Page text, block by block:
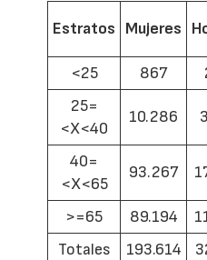
Estratos Mujeres
<25
867
25=
<X<40
10.286
40=
<X<65
93.267
>=65 89.194
Totales
193.614